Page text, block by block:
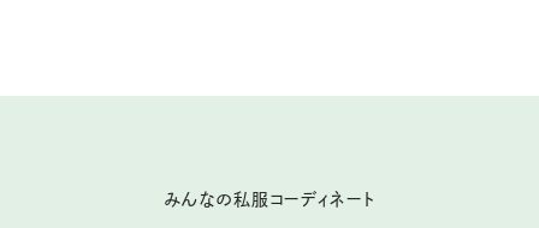
みんなの私服コーディネート